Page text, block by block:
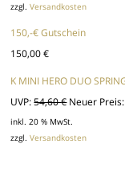
zzgl.Versandkosten
150,-€ Gutschein
150,00€
K MINI HERO DUO
UVP: 54,60€
Preis
war:
Neuer Preis:
inkl. 20 % MwSt.
zzgl.Versandkosten